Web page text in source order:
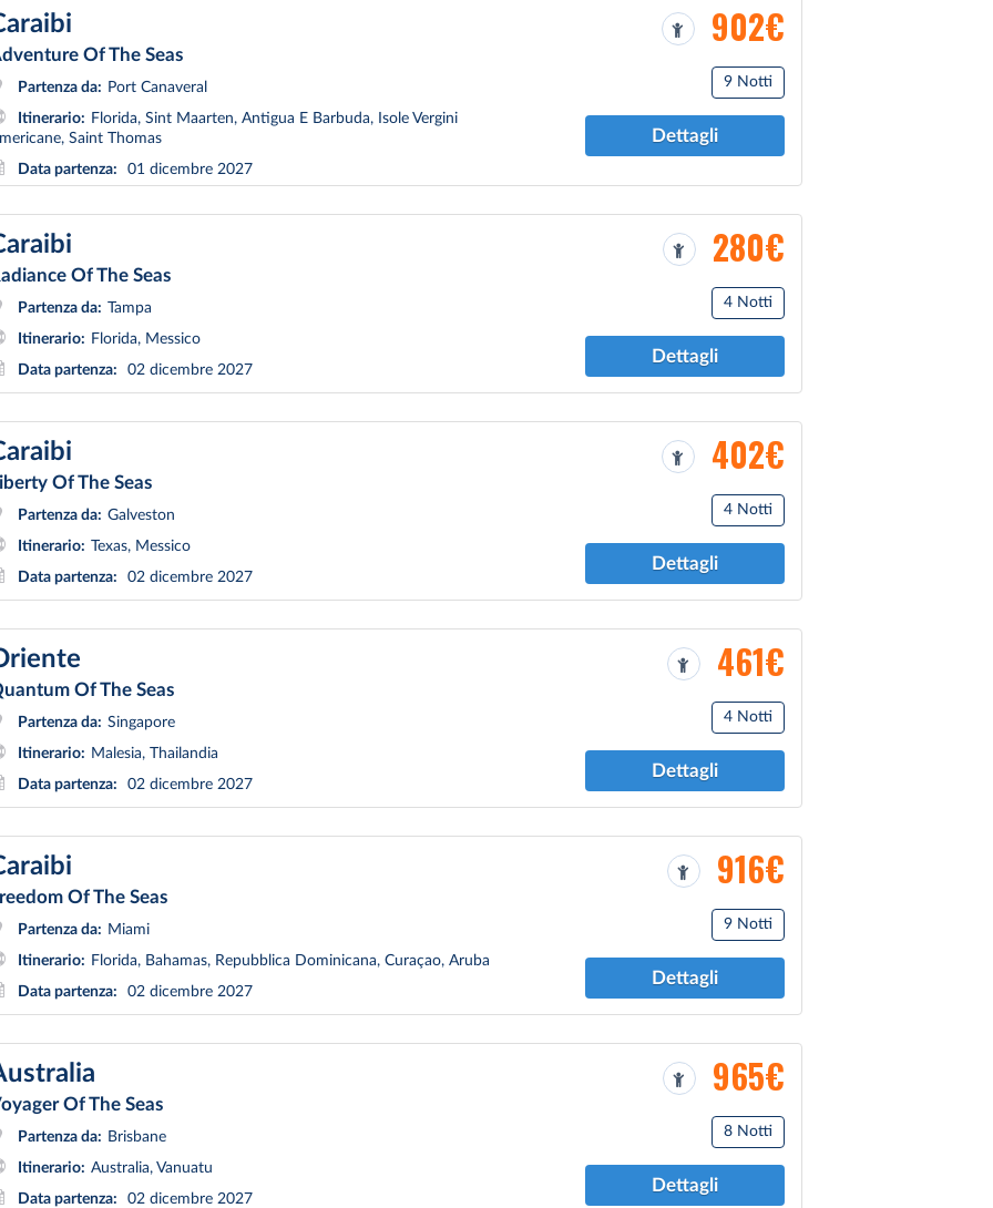
Of The Seas
902€
Partenza da: Port Canaveral
Itinerario: Florida, Sint Maarten, Antigua E Barbuda, Isole Vergini
Saint Thomas
Data partenza:
01 dicembre 2027
9 Notti
Dettagli
Of The Seas
280€
Partenza da: Tampa
Itinerario: Florida, Messico
Data partenza:
02 dicembre 2027
4 Notti
Dettagli
Of The Seas
402€
Partenza da: Galveston
Itinerario: Texas, Messico
Data partenza:
02 dicembre 2027
4 Notti
Dettagli
Of The Seas
461€
Partenza da: Singapore
Itinerario: Malesia, Thailandia
Data partenza:
02 dicembre 2027
4 Notti
Dettagli
Of The Seas
916€
Partenza da: Miami
Itinerario: Florida, Bahamas, Repubblica Dominicana, Curaçao, Aruba
Data partenza:
02 dicembre 2027
9 Notti
Dettagli
Of The Seas
965€
Partenza da: Brisbane
Itinerario: Australia, Vanuatu
Data partenza:
02 dicembre 2027
8 Notti
Dettagli